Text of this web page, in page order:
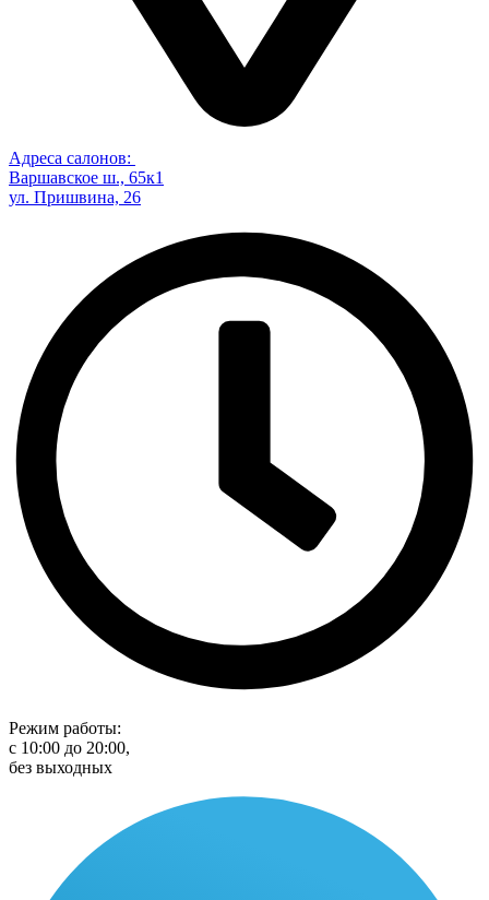
Адреса салонов:
Варшавское ш., 65к1
ул. Пришвина, 26
Режим работы:
с 10:00 до 20:00,
без выходных